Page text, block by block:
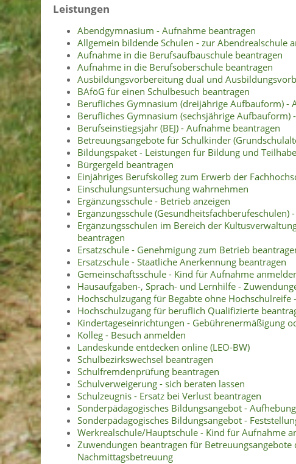
Leistungen
Abendgymnasium - Aufnahme beantragen
Allgemein bildende Schulen - zur Abendrealschule
Aufnahme in die Berufsaufbauschule beantragen
Aufnahme in die Berufsoberschule beantragen
Ausbildungsvorbereitung dual und
BAföG für einen Schulbesuch beantragen
Berufliches Gymnasium (dreijährige Aufbauform) -
Berufliches Gymnasium (sechsjährige Aufbauform)
Berufseinstiegsjahr (BEJ) - Aufnahme beantragen
Betreuungsangebote für Schulkinder
Bildungspaket - Leistungen für Bildung und
Bürgergeld beantragen
Einjähriges Berufskolleg zum Erwerb der
Einschulungsuntersuchung wahrnehmen
Ergänzungsschule - Betrieb anzeigen
Ergänzungsschule (Gesundheitsfachberufeschulen)
Ergänzungsschulen im Bereich der
beantragen
Ersatzschule - Genehmigung zum Betrieb
Ersatzschule - Staatliche Anerkennung beantragen
Gemeinschaftsschule - Kind für Aufnahme
Hausaufgaben-, Sprach- und Lernhilfe -
Hochschulzugang für Begabte ohne
Hochschulzugang für beruflich Qualifizierte
Kindertageseinrichtungen - Gebührenermäßigung
Kolleg - Besuch anmelden
Landeskunde entdecken online (LEO-BW)
Schulbezirkswechsel beantragen
Schulfremdenprüfung beantragen
Schulverweigerung - sich beraten lassen
Schulzeugnis - Ersatz bei Verlust beantragen
Sonderpädagogisches Bildungsangebot -
Sonderpädagogisches Bildungsangebot -
Werkrealschule/Hauptschule - Kind für Aufnahme
Zuwendungen beantragen für
Nachmittagsbetreuung